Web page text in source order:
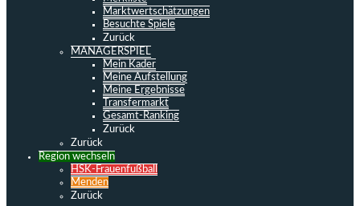
Marktwertschätzungen
Besuchte Spiele
Zurück
MANAGERSPIEL
Mein Kader
Meine Aufstellung
Meine Ergebnisse
Transfermarkt
Gesamt-Ranking
Zurück
Zurück
Region wechseln
HSK-Frauenfußball
Menden
Zurück